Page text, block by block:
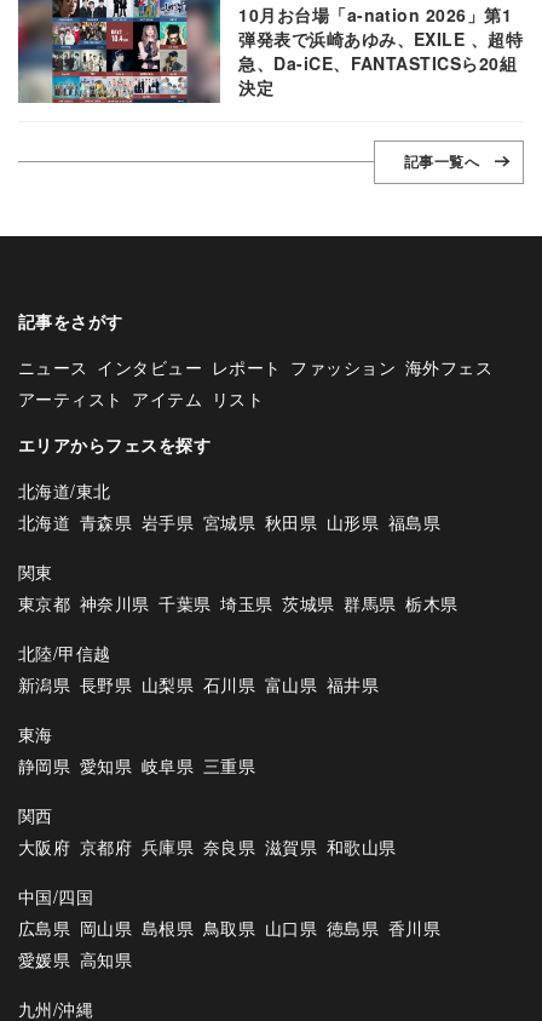
10月お台場「a-nation 2026」第1
弾発表で浜崎あゆみ、EXILE 、超特
急、Da-iCE、FANTASTICSら20組
決定
記事一覧へ
記事をさがす
ニュース インタビュー レポート ファッション 海外フェス
アーティスト アイテム リスト
エリアからフェスを探す
北海道/東北
北海道 青森県 岩手県 宮城県 秋田県 山形県 福島県
関東
東京都 神奈川県 千葉県 埼玉県 茨城県 群馬県 栃木県
北陸/甲信越
新潟県 長野県 山梨県 石川県 富山県 福井県
東海
静岡県 愛知県 岐阜県 三重県
関西
大阪府 京都府 兵庫県 奈良県 滋賀県 和歌山県
中国/四国
広島県 岡山県 島根県 鳥取県 山口県 徳島県 香川県
愛媛県 高知県
九州/沖縄